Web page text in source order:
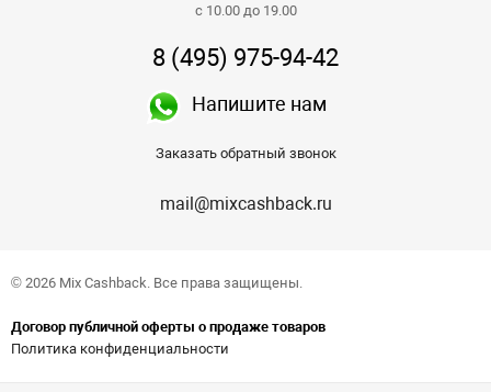
с 10.00 до 19.00
8 (495) 975-94-42
Напишите нам
Заказать обратный звонок
mail@mixcashback.ru
© 2026 Mix Cashback. Все права защищены.
Договор публичной оферты о продаже товаров
Политика конфиденциальности